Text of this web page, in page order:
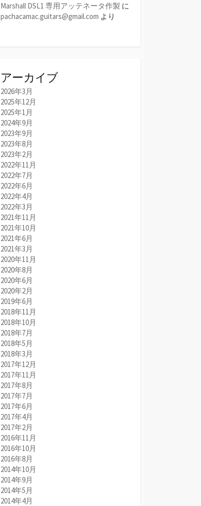
Marshall DSL1 専用アッテネータ作製 に
pachacamac.guitars@gmail.com より
アーカイブ
2026年3月
2025年12月
2025年1月
2024年9月
2023年9月
2023年8月
2023年2月
2022年11月
2022年7月
2022年6月
2022年4月
2022年3月
2021年11月
2021年10月
2021年6月
2021年3月
2020年11月
2020年8月
2020年6月
2020年2月
2019年6月
2018年11月
2018年10月
2018年7月
2018年5月
2018年3月
2017年12月
2017年11月
2017年8月
2017年7月
2017年6月
2017年4月
2017年2月
2016年11月
2016年10月
2016年8月
2014年10月
2014年9月
2014年5月
2014年4月